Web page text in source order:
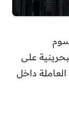
على
داخل